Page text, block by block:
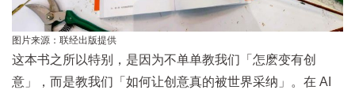
图片来源：联经出版提供
这本书之所以特别，是因为不单单教我们「怎麽变有创
意」，而是教我们「如何让创意真的被世界采纳」。在 AI